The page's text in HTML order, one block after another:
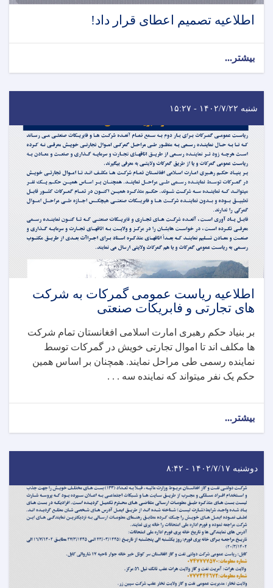
اطلاعیه تصمیم اعطای قرار داد!
بیشتر...
شنبه ۱۴۰۲/۷/۲۲ - ۱۵:۲۷
اطلاعیه ریاست عمومی گمرکات به شرکت
های تجارتی و فابریکات صنعتی
بر بنیاد حکم رهبری امارت اسلامی افغانستان تمام شرکت
ها مکلف اند تا اموال تجارتی خویش در گمرکات توسط
نماینده رسمی طی مراحل نمایند. همچنان بر اساس همین
حکم یک نفر میتواند که نماینده سه . . .
بیشتر...
دوشنبه ۱۴۰۲/۷/۱۷ - ۸:۴۲